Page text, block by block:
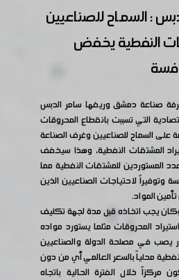
: السماح للصناعيين
النفطية يخفض
صناعة دمشق وريفها سامر الدبس
التي تسببت بانقطاع المحروقات
على السماح للصناعيين وغرف الصناعة
المشتقات النفطية، وهذا سيخفف
المستوردين للمشتقات النفطية مما
لاحتياجات الصناعيين الذين
المواد.
يجب اتخاذه قبل مدة لجهة تكليف
المحروقات مثلما يستورد مواده
يصب في مصلحة الدولة والصناعيين
محلياً بالسعر العالمي أي من دون
خلال الفترة الحالية باتجاه